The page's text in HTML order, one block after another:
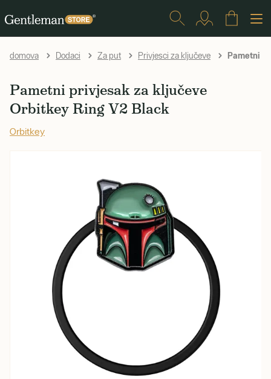
domova Dodaci Za put Privjesci za ključeve Pametni
Pametni privjesak za ključeve
Orbitkey Ring V2 Black
Orbitkey